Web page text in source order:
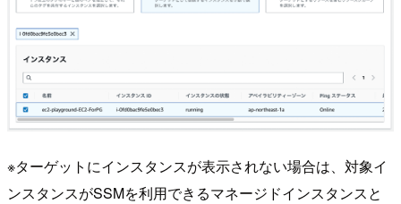
※ターゲットにインスタンスが表示されない場合は、対象イ
ンスタンスがSSMを利用できるマネージドインスタンスと